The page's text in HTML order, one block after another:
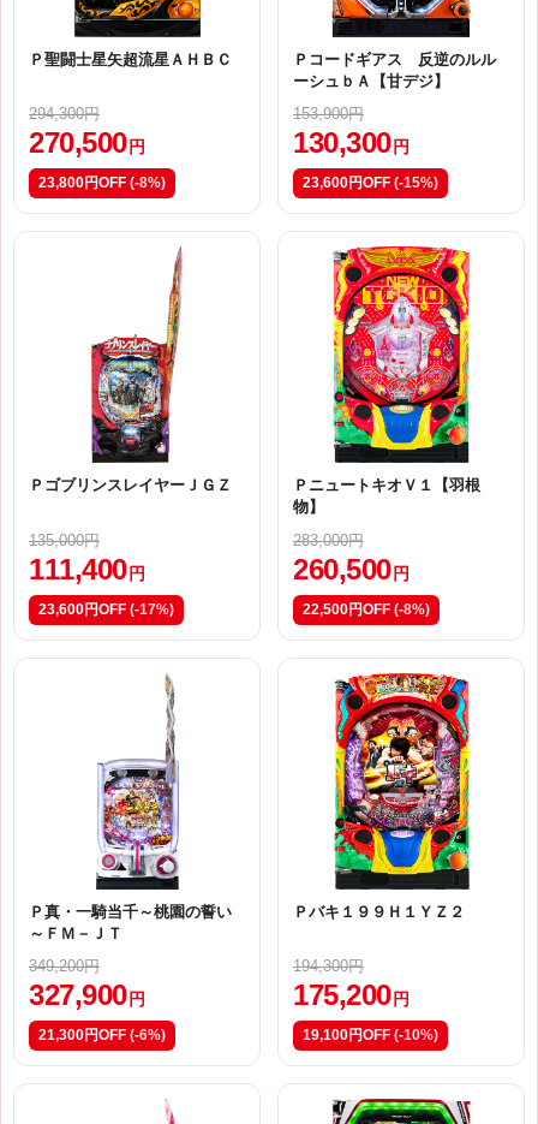
Ｐ聖闘士星矢超流星ＡＨＢＣ
294,300円
270,500 円
23,800円OFF (-8%)
Ｐコードギアス 反逆のルル
ーシュｂＡ【甘デジ】
153,900円
130,300 円
23,600円OFF (-15%)
ＰゴブリンスレイヤーＪＧＺ
135,000円
111,400円
23,600円OFF (-17%)
ＰニュートキオＶ１【羽根
物】
283,000円
260,500円
22,500円OFF (-8%)
Ｐ真・一騎当千～桃園の誓い
～ＦＭ－ＪＴ
349,200円
327,900 円
21,300円OFF (-6%)
Ｐバキ１９９Ｈ１ＹＺ２
194,300円
175,200 円
19,100円OFF (-10%)